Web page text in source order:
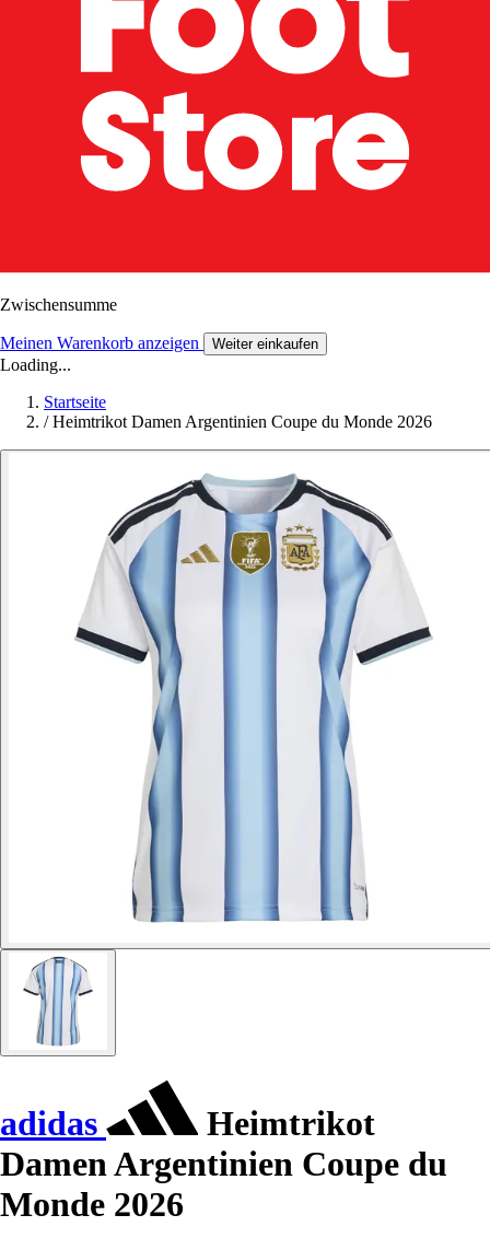
Zwischensumme
Meinen Warenkorb anzeigen Weiter einkaufen
Loading...
Startseite
/ Heimtrikot Damen Argentinien Coupe du Monde 2026
adidas
Heimtrikot
Damen Argentinien Coupe du
Monde 2026